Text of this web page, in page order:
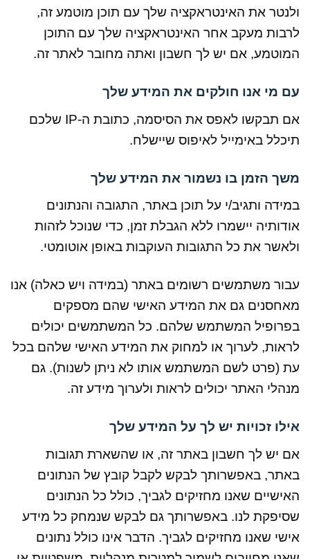
ולנטר את האינטראקציה שלך עם תוכן מוטמע זה,
לרבות מעקב אחר האינטראקציה שלך עם התוכן
המוטמע, אם יש לך חשבון ואתה מחובר לאתר זה.
עם מי אנו חולקים את המידע שלך
אם תבקשו לאפס את הסיסמה, כתובת ה-IP שלכם
תיכלל באימייל לאיפוס שיישלח.
משך הזמן בו נשמור את המידע שלך
במידה ותגיב/י על תוכן באתר, התגובה והנתונים
אודותיה יישמרו ללא הגבלת זמן, כדי שנוכל לזהות
ולאשר את כל התגובות העוקבות באופן אוטומטי.
עבור משתמשים רשומים באתר (במידה ויש כאלה) אנו
מאחסנים גם את המידע האישי שהם מספקים
בפרופיל המשתמש שלהם. כל המשתמשים יכולים
לראות, לערוך או למחוק את המידע האישי שלהם בכל
עת (פרט לשם המשתמש אותו לא ניתן לשנות). גם
מנהלי האתר יכולים לראות ולערוך מידע זה.
אילו זכויות יש לך על המידע שלך
אם יש לך חשבון באתר זה, או שהשארת תגובות
באתר, באפשרותך לבקש לקבל קובץ של הנתונים
האישיים שאנו מחזיקים לגביך, כולל כל הנתונים
שסיפקת לנו. באפשרותך גם לבקש שנמחק כל מידע
אישי שאנו מחזיקים לגביך. הדבר אינו כולל נתונים